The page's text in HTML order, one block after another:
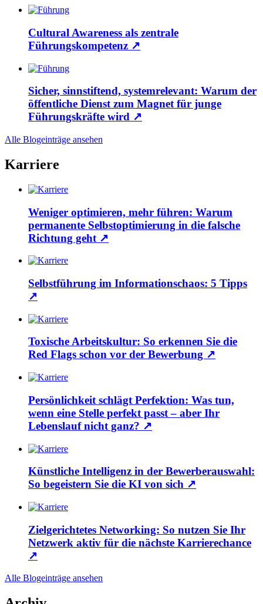
Cultural Awareness als zentrale
Führungskompetenz ↗
Sicher, sinnstiftend, systemrelevant: Warum der
öffentliche Dienst zum Magnet für junge
Führungskräfte wird ↗
Alle Blogeinträge ansehen
Karriere
Weniger optimieren, mehr führen: Warum
permanente Selbstoptimierung in die falsche
Richtung geht ↗
Selbstführung im Informationschaos: 5 Tipps
↗
Toxische Arbeitskultur: So erkennen Sie die
Red Flags schon vor der Bewerbung ↗
Persönlichkeit schlägt Perfektion: Was tun,
wenn eine Stelle perfekt passt – aber Ihr
Lebenslauf nicht ganz? ↗
Künstliche Intelligenz in der Bewerberauswahl:
So begeistern Sie die KI von sich ↗
Zielgerichtetes Networking: So nutzen Sie Ihr
Netzwerk aktiv für die nächste Karrierechance
↗
Alle Blogeinträge ansehen